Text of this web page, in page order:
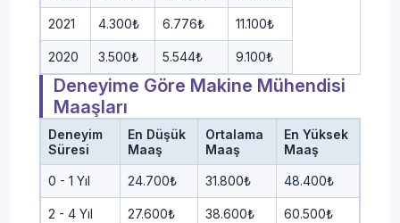
2021 4.300₺ 6.776₺ 11.100₺
2020 3.500₺ 5.544₺ 9.100₺
Deneyime Göre Makine Mühendisi
Maaşları
Deneyim
Süresi
En Düşük
Maaş
Ortalama
Maaş
En Yüksek
Maaş
0 - 1 Yıl 24.700₺ 31.800₺ 48.400₺
2 - 4 Yıl 27.600₺ 38.600₺ 60.500₺